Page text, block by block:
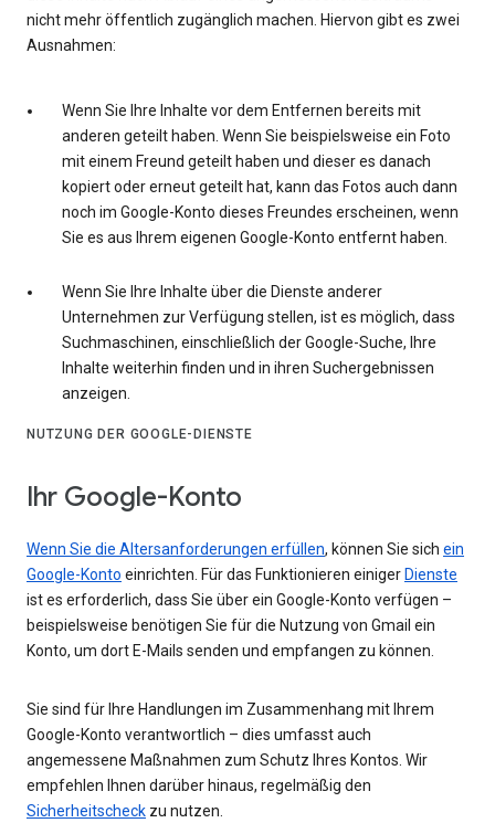
nicht mehr öffentlich zugänglich machen. Hiervon gibt es zwei
Ausnahmen:
Wenn Sie Ihre Inhalte vor dem Entfernen bereits mit
anderen geteilt haben. Wenn Sie beispielsweise ein Foto
mit einem Freund geteilt haben und dieser es danach
kopiert oder erneut geteilt hat, kann das Fotos auch dann
noch im Google-Konto dieses Freundes erscheinen, wenn
Sie es aus Ihrem eigenen Google-Konto entfernt haben.
Wenn Sie Ihre Inhalte über die Dienste anderer
Unternehmen zur Verfügung stellen, ist es möglich, dass
Suchmaschinen, einschließlich der Google-Suche, Ihre
Inhalte weiterhin finden und in ihren Suchergebnissen
anzeigen.
NUTZUNG DER GOOGLE-DIENSTE
Ihr Google-Konto
Wenn Sie die Altersanforderungen erfüllen, können Sie sich ein
Google-Konto einrichten. Für das Funktionieren einiger Dienste
ist es erforderlich, dass Sie über ein Google-Konto verfügen –
beispielsweise benötigen Sie für die Nutzung von Gmail ein
Konto, um dort E-Mails senden und empfangen zu können.
Sie sind für Ihre Handlungen im Zusammenhang mit Ihrem
Google-Konto verantwortlich – dies umfasst auch
angemessene Maßnahmen zum Schutz Ihres Kontos. Wir
empfehlen Ihnen darüber hinaus, regelmäßig den
Sicherheitscheck zu nutzen.